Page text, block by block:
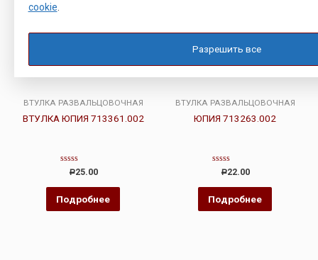
ВТУЛКА РАЗВАЛЬЦОВОЧНАЯ
ВТУЛКА ЮПИЯ 713361.002
Оценка
из
Р25.00
Подробнее
ВТУЛКА РАЗВАЛЬЦОВОЧНАЯ
ЮПИЯ 713263.002
Оценка
из
Р22.00
Подробнее
cookie
Разрешить все